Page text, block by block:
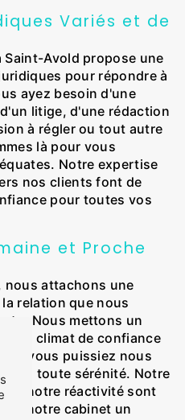
Variés et de
Avold propose une
pour répondre à
ayez besoin d'une
litige, d'une rédaction
à régler ou tout autre
là pour vous
Notre expertise
nos clients font de
pour toutes vos
et Proche
nous attachons une
relation que nous
Nous mettons un
un climat de confiance
vous puissiez nous
en toute sérénité. Notre
et notre réactivité sont
de notre cabinet un